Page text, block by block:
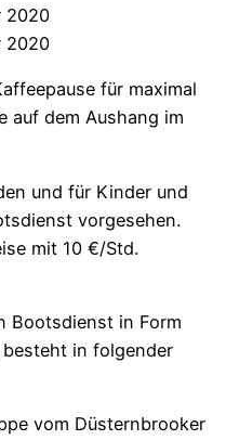
2020
2020
für maximal
auf dem Aushang im
und für Kinder und
vorgesehen.
mit 10 €/Std.
Bootsdienst in Form
in folgender
vom Düsternbrooker